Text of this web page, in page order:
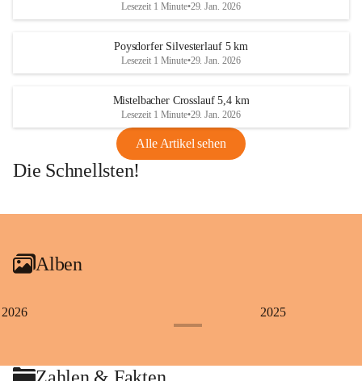
Lesezeit 1 Minute•29. Jan. 2026
Poysdorfer Silvesterlauf 5 km
Lesezeit 1 Minute•29. Jan. 2026
Mistelbacher Crosslauf 5,4 km
Lesezeit 1 Minute•29. Jan. 2026
Alle Artikel sehen
Die Schnellsten!
+1
Alben
2026 2025
Zahlen & Fakten